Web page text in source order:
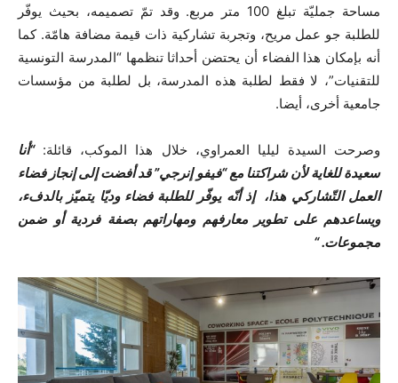
مساحة جمليّة تبلغ 100 متر مربع. وقد تمّ تصميمه، بحيث يوفّر
للطلبة جو عمل مريح، وتجربة تشاركية ذات قيمة مضافة هامّة. كما
أنه بإمكان هذا الفضاء أن يحتضن أحداثا تنظمها “المدرسة التونسية
للتقنيات”، لا فقط لطلبة هذه المدرسة، بل لطلبة من مؤسسات
جامعية أخرى، أيضا.
وصرحت السيدة ليليا العمراوي، خلال هذا الموكب، قائلة:“أنا
سعيدة للغاية لأن شراكتنا مع “فيفو إنرجي” قد أفضت إلى إنجاز فضاء
العمل التّشاركي هذا، إذ أنّه يوفّر للطلبة فضاء وديّا يتميّز بالدفء،
ويساعدهم على تطوير معارفهم ومهاراتهم بصفة فردية أو ضمن
مجموعات. “